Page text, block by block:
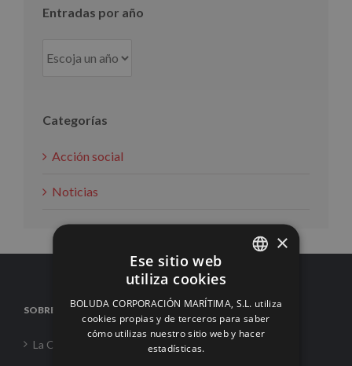
Entradas por año
Categorías
Acción social
Noticias
SOBRE NOSOTROS
La Corporación
ENGLISH
FRENCH
×
Ese sitio web
utiliza cookies
BOLUDA CORPORACIÓN MARÍTIMA, S.L. utiliza
cookies propias y de terceros para saber
cómo utilizas nuestro sitio web y hacer
estadísticas.